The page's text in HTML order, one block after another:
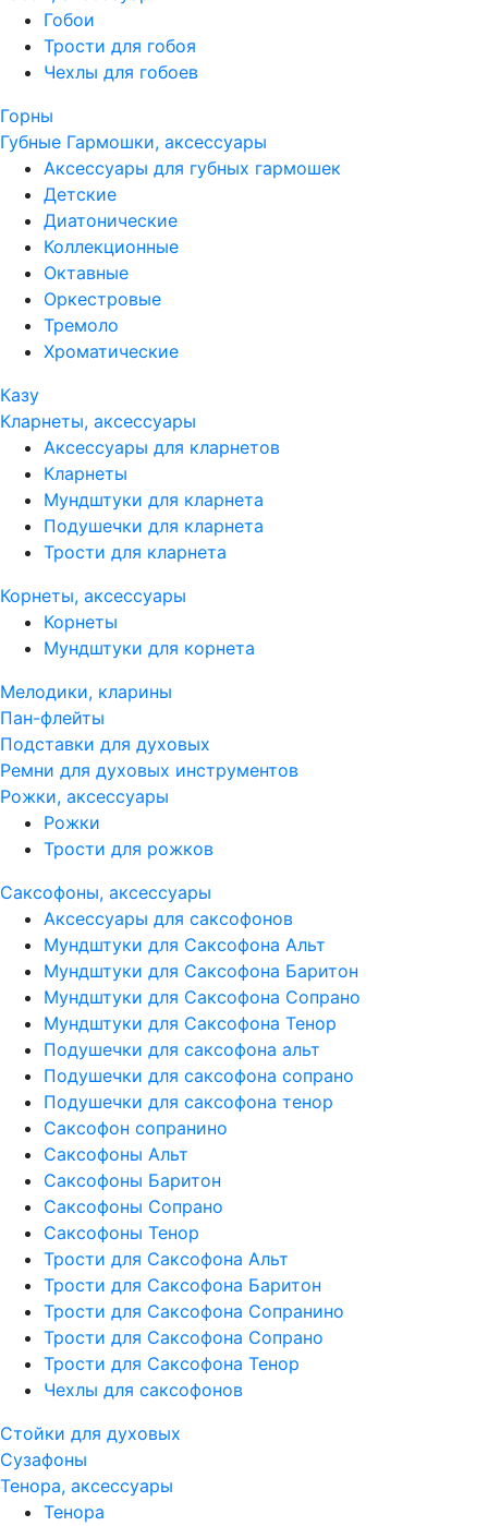
Гобои
Трости для гобоя
Чехлы для гобоев
Горны
Губные Гармошки, аксессуары
Аксессуары для губных гармошек
Детские
Диатонические
Коллекционные
Октавные
Оркестровые
Тремоло
Хроматические
Казу
Кларнеты, аксессуары
Аксессуары для кларнетов
Кларнеты
Мундштуки для кларнета
Подушечки для кларнета
Трости для кларнета
Корнеты, аксессуары
Корнеты
Мундштуки для корнета
Мелодики, кларины
Пан-флейты
Подставки для духовых
Ремни для духовых инструментов
Рожки, аксессуары
Рожки
Трости для рожков
Саксофоны, аксессуары
Аксессуары для саксофонов
Мундштуки для Саксофона Альт
Мундштуки для Саксофона Баритон
Мундштуки для Саксофона Сопрано
Мундштуки для Саксофона Тенор
Подушечки для саксофона альт
Подушечки для саксофона сопрано
Подушечки для саксофона тенор
Саксофон сопранино
Саксофоны Альт
Саксофоны Баритон
Саксофоны Сопрано
Саксофоны Тенор
Трости для Саксофона Альт
Трости для Саксофона Баритон
Трости для Саксофона Сопранино
Трости для Саксофона Сопрано
Трости для Саксофона Тенор
Чехлы для саксофонов
Стойки для духовых
Сузафоны
Тенора, аксессуары
Тенора